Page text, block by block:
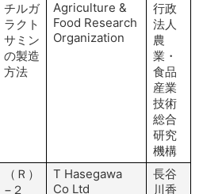
チルガ
ラクト
サミン
の製造
方法
Agriculture &
Food Research
Organization
行政
法人
農
業・
食品
産業
技術
総合
研究
機構
（Ｒ）
−２
T Hasegawa
Co Ltd
長谷
川香